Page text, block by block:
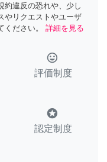
約違反の恐れや、少し
やリクエストやユーザ
ださい。
詳細を見る
tag_faces
評価制度
stars
認定制度